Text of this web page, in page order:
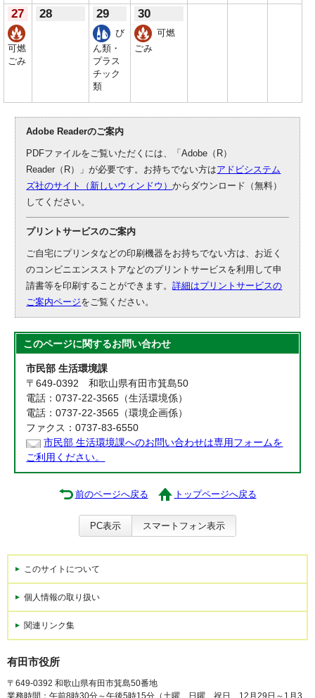
27
可燃
ごみ
28 29
び
ん類・
プラス
チック
類
30
可燃
ごみ
Adobe Readerのご案内
PDFファイルをご覧いただくには、「Adobe（R）
Reader（R）」が必要です。お持ちでない方はアドビシステム
ズ社のサイト（新しいウィンドウ）からダウンロード（無料）
してください。
プリントサービスのご案内
ご自宅にプリンタなどの印刷機器をお持ちでない方は、お近く
のコンビニエンスストアなどのプリントサービスを利用して申
請書等を印刷することができます。詳細はプリントサービスの
ご案内ページをご覧ください。
このページに関するお問い合わせ
市民部 生活環境課
〒649-0392 和歌山県有田市箕島50
電話：0737-22-3565（生活環境係）
電話：0737-22-3565（環境企画係）
ファクス：0737-83-6550
市民部 生活環境課へのお問い合わせは専用フォームを
ご利用ください。
前のページへ戻る トップページへ戻る
PC表示 スマートフォン表示
このサイトについて
個人情報の取り扱い
関連リンク集
有田市役所
〒649-0392 和歌山県有田市箕島50番地
業務時間：午前8時30分～午後5時15分（土曜、日曜、祝日、12月29日～1月3